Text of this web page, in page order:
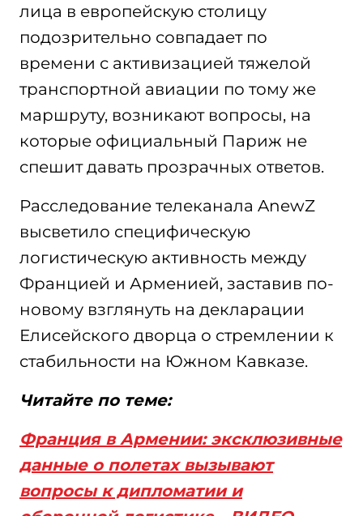
лица в европейскую столицу
подозрительно совпадает по
времени с активизацией тяжелой
транспортной авиации по тому же
маршруту, возникают вопросы, на
которые официальный Париж не
спешит давать прозрачных ответов.
Расследование телеканала AnewZ
высветило специфическую
логистическую активность между
Францией и Арменией, заставив по-
новому взглянуть на декларации
Елисейского дворца о стремлении к
стабильности на Южном Кавказе.
Читайте по теме:
Франция в Армении: эксклюзивные
данные о полетах вызывают
вопросы к дипломатии и